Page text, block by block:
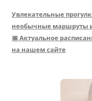
Увлекательные
необычные маршруты
📅 Актуальное
на нашем сайте